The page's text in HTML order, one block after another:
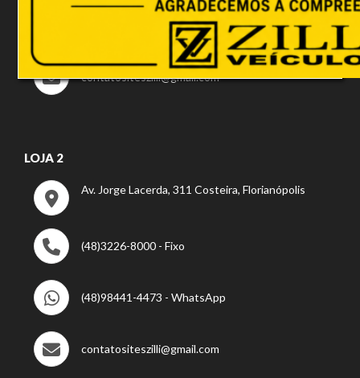
(48)99922-8994 - WhatsApp
contatositeszilli@gmail.com
LOJA 2
Av. Jorge Lacerda, 311 Costeira, Florianópolis
(48)3226-8000 - Fixo
(48)98441-4473 - WhatsApp
contatositeszilli@gmail.com